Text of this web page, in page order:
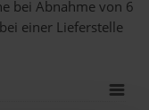
bei Abnahmevon 6
einer Lieferstelle